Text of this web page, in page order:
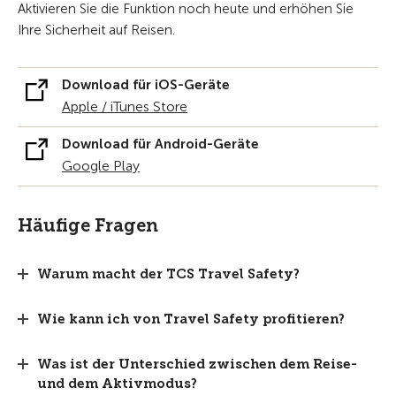
Aktivieren Sie die Funktion noch heute und erhöhen Sie
Ihre Sicherheit auf Reisen.
Download für iOS-Geräte
Apple / iTunes Store
Download für Android-Geräte
Google Play
Häufige Fragen
Warum macht der TCS Travel Safety?
Wie kann ich von Travel Safety profitieren?
Was ist der Unterschied zwischen dem Reise-
und dem Aktivmodus?